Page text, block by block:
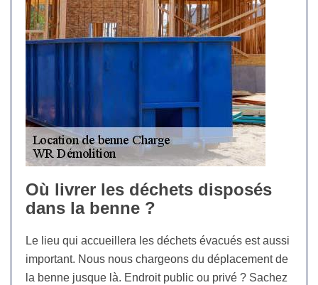
Où livrer les déchets disposés
dans la benne ?
Le lieu qui accueillera les déchets évacués est aussi
important. Nous nous chargeons du déplacement de
la benne jusque là. Endroit public ou privé ? Sachez